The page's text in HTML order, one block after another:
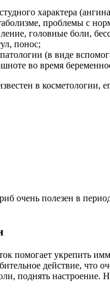
характера
проблемы с
головные боли,
понос;
(в виде
во время
в косметологии,
очень полезен в
помогает укрепить
действие, что
поднять